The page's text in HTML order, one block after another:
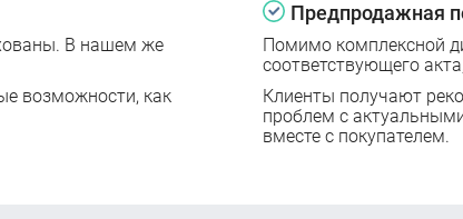
В нашем же
возможности, как
Предпродажная
Помимо комплексной
соответствующего
Клиенты получают
проблем с
вместе с покупателем.